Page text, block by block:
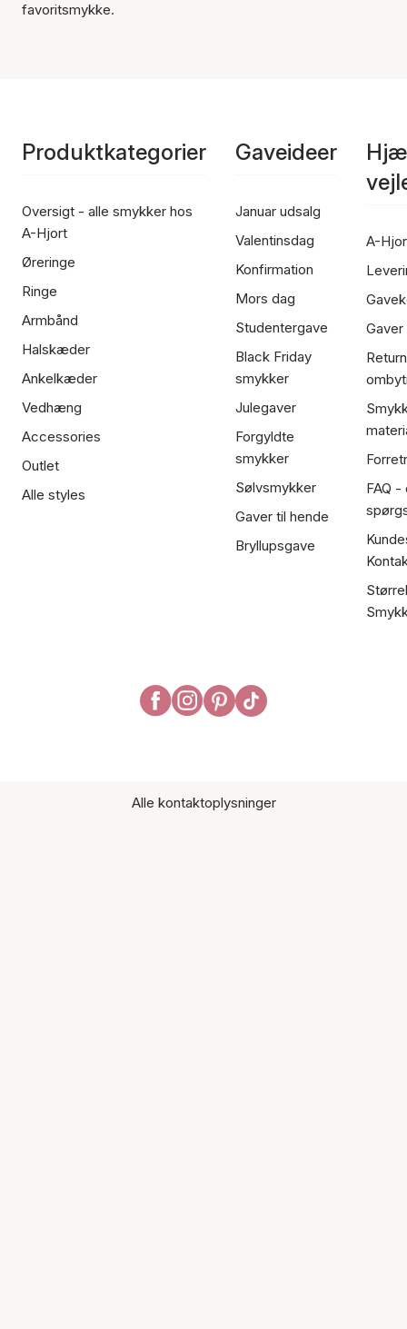
favoritsmykke.
Produktkategorier
Oversigt - alle smykker hos
A-Hjort
Øreringe
Ringe
Armbånd
Halskæder
Ankelkæder
Vedhæng
Accessories
Outlet
Alle styles
Gaveideer
Januar udsalg
Valentinsdag
Konfirmation
Mors dag
Studentergave
Black Friday
smykker
Julegaver
Forgyldte
smykker
Sølvsmykker
Gaver til hende
Bryllupsgave
A-
FAQ
Alle kontaktoplysninger